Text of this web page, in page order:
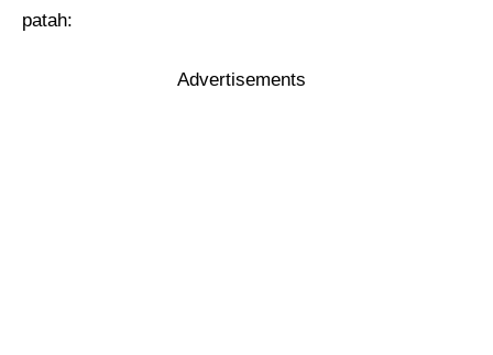
patah:
Advertisements